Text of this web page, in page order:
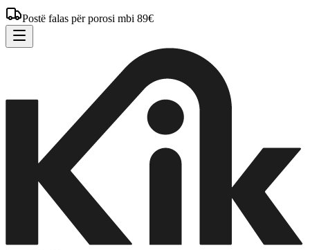
Postë falas për porosi mbi 89€